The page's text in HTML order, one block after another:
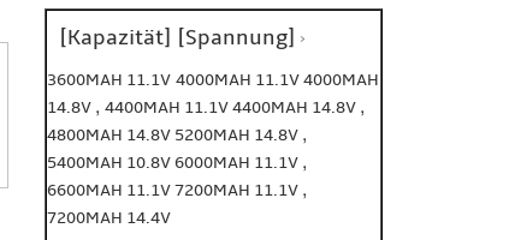
[Kapazität] [Spannung]
3600MAH 11.1V 4000MAH 11.1V4000MAH
14.8V , 4400MAH 11.1V4400MAH 14.8V ,
4800MAH 14.8V 5200MAH 14.8V ,
5400MAH 10.8V6000MAH 11.1V ,
6600MAH 11.1V7200MAH 11.1V ,
7200MAH 14.4V